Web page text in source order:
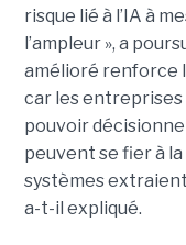
risque lié à l’IA à
l’ampleur », a
amélioré renforce
car les entreprises
pouvoir
peuvent se fier à
systèmes
a-t-il expliqué.